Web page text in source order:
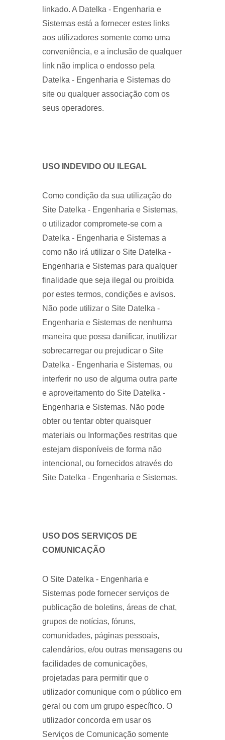
linkado. A Datelka - Engenharia e
Sistemas está a fornecer estes links
aos utilizadores somente como uma
conveniência, e a inclusão de qualquer
link não implica o endosso pela
Datelka - Engenharia e Sistemas do
site ou qualquer associação com os
seus operadores.
USO INDEVIDO OU ILEGAL
Como condição da sua utilização do
Site Datelka - Engenharia e Sistemas,
o utilizador compromete-se com a
Datelka - Engenharia e Sistemas a
como não irá utilizar o Site Datelka -
Engenharia e Sistemas para qualquer
finalidade que seja ilegal ou proibida
por estes termos, condições e avisos.
Não pode utilizar o Site Datelka -
Engenharia e Sistemas de nenhuma
maneira que possa danificar, inutilizar
sobrecarregar ou prejudicar o Site
Datelka - Engenharia e Sistemas, ou
interferir no uso de alguma outra parte
e aproveitamento do Site Datelka -
Engenharia e Sistemas. Não pode
obter ou tentar obter quaisquer
materiais ou Informações restritas que
estejam disponíveis de forma não
intencional, ou fornecidos através do
Site Datelka - Engenharia e Sistemas.
USO DOS SERVIÇOS DE
COMUNICAÇÃO
O Site Datelka - Engenharia e
Sistemas pode fornecer serviços de
publicação de boletins, áreas de chat,
grupos de notícias, fóruns,
comunidades, páginas pessoais,
calendários, e/ou outras mensagens ou
facilidades de comunicações,
projetadas para permitir que o
utilizador comunique com o público em
geral ou com um grupo específico. O
utilizador concorda em usar os
Serviços de Comunicação somente